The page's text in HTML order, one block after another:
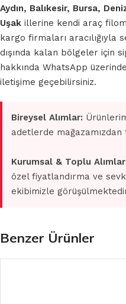
Aydın, Balıkesir, Bursa,
Uşak illerine kendi araç
kargo firmaları aracılığıyla
dışında kalan bölgeler için
hakkında WhatsApp
iletişime geçebilirsiniz.
Bireysel Alımlar:
adetlerde
Kurumsal & Toplu
özel fiyatlandırma ve
ekibimizle
Benzer Ürünler